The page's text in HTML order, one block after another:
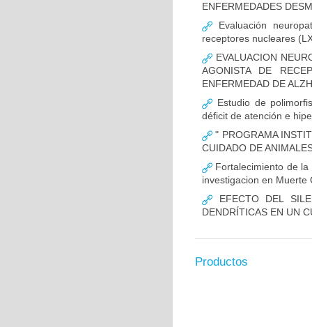
ENFERMEDADES
Evaluación
receptores nucleares
EVALUACION
AGONISTA DE
ENFERMEDAD DE
Estudio de
déficit de atención e
" PROGRAMA
CUIDADO DE
Fortalecimiento de la
investigacion en Muerte
EFECTO DEL
DENDRÍTICAS EN UN
Productos